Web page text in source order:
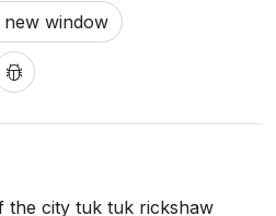
new window
the city tuk tuk rickshaw